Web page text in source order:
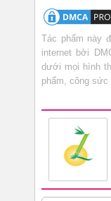
Tác phẩm này
internet bởi
dưới mọi hình
phẩm, công